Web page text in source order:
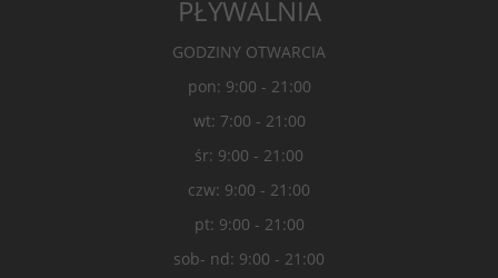
PŁYWALNIA
GODZINY OTWARCIA
pon: 9:00 - 21:00
wt: 7:00 - 21:00
śr: 9:00 - 21:00
czw: 9:00 - 21:00
pt: 9:00 - 21:00
sob- nd: 9:00 - 21:00